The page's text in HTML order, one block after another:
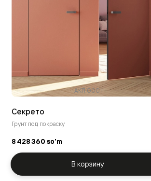
АКП 0001
Секрето
Грунт под покраску
8 428 360 so'm
В корзину